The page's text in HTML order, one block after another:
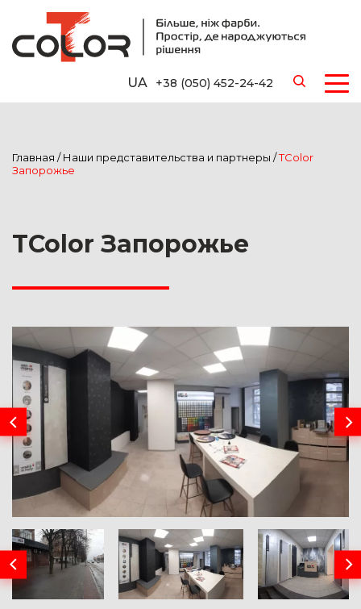
UA +38 (050) 452-24-42
Главная /Наши представительства и партнеры /TColor
Запорожье
TColor Запорожье